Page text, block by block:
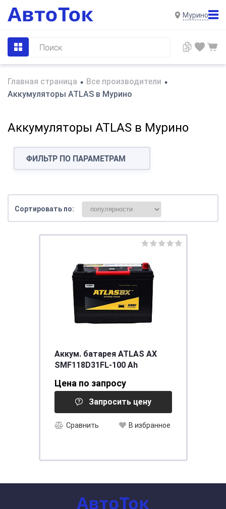
Мурино
Главная страница • Все производители •
Аккумуляторы ATLAS в Мурино
Аккумуляторы ATLAS в Мурино
ФИЛЬТР ПО ПАРАМЕТРАМ
Сортировать по:
Аккум. батарея ATLAS AX
SMF118D31FL-100 Ah
Цена по запросу
Запросить цену
Сравнить В избранное